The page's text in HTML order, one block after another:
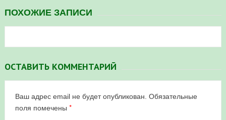
ПОХОЖИЕ ЗАПИСИ
ОСТАВИТЬ КОММЕНТАРИЙ
Ваш адрес email не будет опубликован. Обязательные
поля помечены *